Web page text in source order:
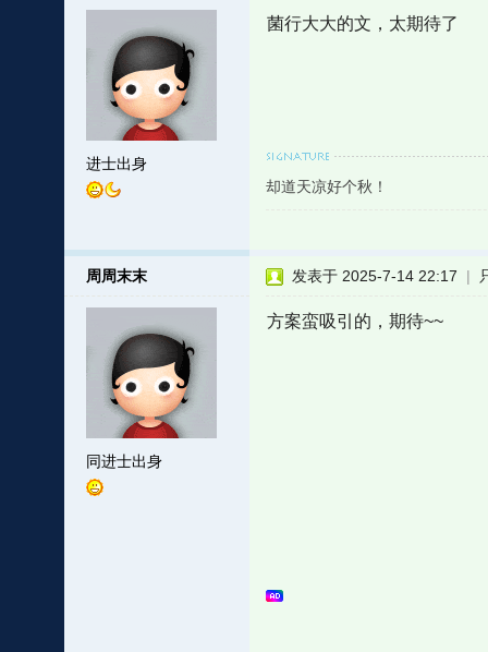
进士出身
菌行大大的文，太期待了
却道天凉好个秋！
周周末末
同进士出身
发表于 2025-7-14 22:17 |
方案蛮吸引的，期待~~